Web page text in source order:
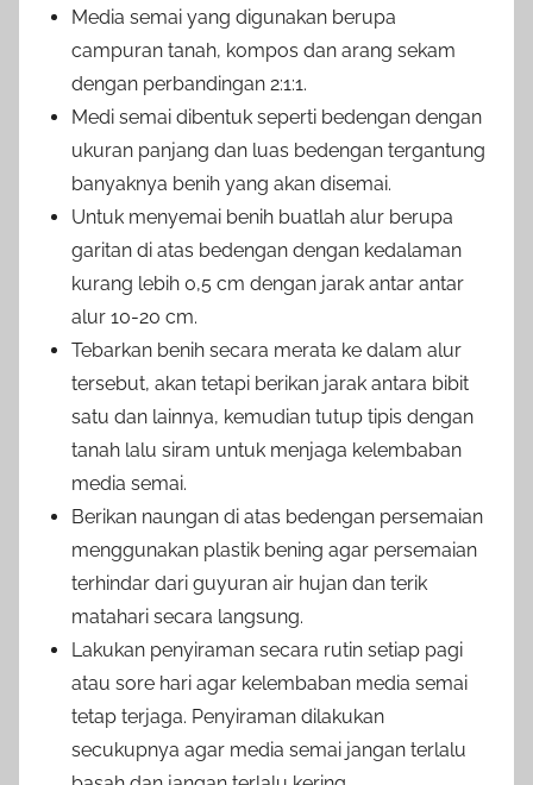
Media semai yang digunakan berupa
campuran tanah, kompos dan arang sekam
dengan perbandingan 2:1:1.
Medi semai dibentuk seperti bedengan dengan
ukuran panjang dan luas bedengan tergantung
banyaknya benih yang akan disemai.
Untuk menyemai benih buatlah alur berupa
garitan di atas bedengan dengan kedalaman
kurang lebih 0,5 cm dengan jarak antar antar
alur 10-20 cm.
Tebarkan benih secara merata ke dalam alur
tersebut, akan tetapi berikan jarak antara bibit
satu dan lainnya, kemudian tutup tipis dengan
tanah lalu siram untuk menjaga kelembaban
media semai.
Berikan naungan di atas bedengan persemaian
menggunakan plastik bening agar persemaian
terhindar dari guyuran air hujan dan terik
matahari secara langsung.
Lakukan penyiraman secara rutin setiap pagi
atau sore hari agar kelembaban media semai
tetap terjaga. Penyiraman dilakukan
secukupnya agar media semai jangan terlalu